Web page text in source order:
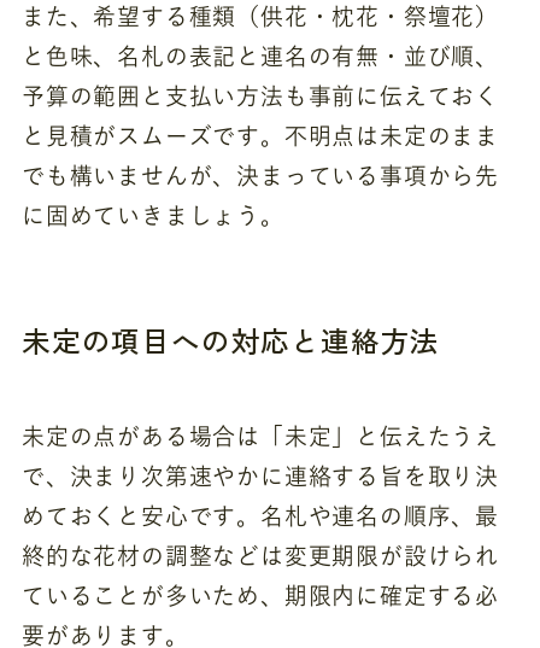
また、希望する種類（供花・枕花・祭壇花）
と色味、名札の表記と連名の有無・並び順、
予算の範囲と支払い方法も事前に伝えておく
と見積がスムーズです。不明点は未定のまま
でも構いませんが、決まっている事項から先
に固めていきましょう。
未定の項目への対応と連絡方法
未定の点がある場合は「未定」と伝えたうえ
で、決まり次第速やかに連絡する旨を取り決
めておくと安心です。名札や連名の順序、最
終的な花材の調整などは変更期限が設けられ
ていることが多いため、期限内に確定する必
要があります。